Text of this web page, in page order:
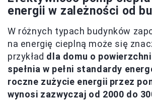
energii w zależności od
W różnych typach budynków
na energię cieplną może się
przykład dla domu o
spełnia w pełni standardy
roczne zużycie energii przez
wynosi zazwyczaj od 2000 do